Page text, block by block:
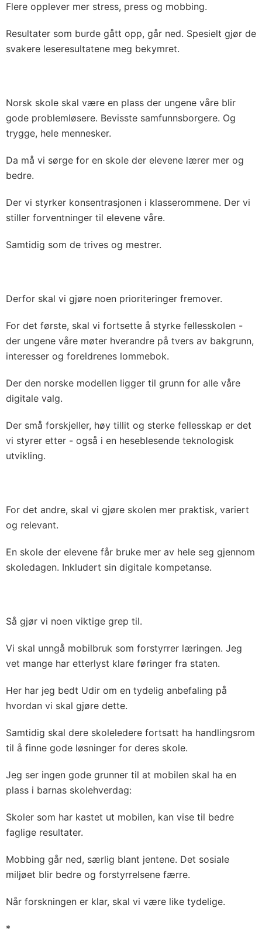
Flere opplever mer stress, press og mobbing.
Resultater som burde gått opp, går ned. Spesielt gjør de
svakere leseresultatene meg bekymret.
Norsk skole skal være en plass der ungene våre blir
gode problemløsere. Bevisste samfunnsborgere. Og
trygge, hele mennesker.
Da må vi sørge for en skole der elevene lærer mer og
bedre.
Der vi styrker konsentrasjonen i klasserommene. Der vi
stiller forventninger til elevene våre.
Samtidig som de trives og mestrer.
Derfor skal vi gjøre noen prioriteringer fremover.
For det første, skal vi fortsette å styrke fellesskolen -
der ungene våre møter hverandre på tvers av bakgrunn,
interesser og foreldrenes lommebok.
Der den norske modellen ligger til grunn for alle våre
digitale valg.
Der små forskjeller, høy tillit og sterke fellesskap er det
vi styrer etter - også i en heseblesende teknologisk
utvikling.
For det andre, skal vi gjøre skolen mer praktisk, variert
og relevant.
En skole der elevene får bruke mer av hele seg gjennom
skoledagen. Inkludert sin digitale kompetanse.
Så gjør vi noen viktige grep til.
Vi skal unngå mobilbruk som forstyrrer læringen. Jeg
vet mange har etterlyst klare føringer fra staten.
Her har jeg bedt Udir om en tydelig anbefaling på
hvordan vi skal gjøre dette.
Samtidig skal dere skoleledere fortsatt ha handlingsrom
til å finne gode løsninger for deres skole.
Jeg ser ingen gode grunner til at mobilen skal ha en
plass i barnas skolehverdag:
Skoler som har kastet ut mobilen, kan vise til bedre
faglige resultater.
Mobbing går ned, særlig blant jentene. Det sosiale
miljøet blir bedre og forstyrrelsene færre.
Når forskningen er klar, skal vi være like tydelige.
*